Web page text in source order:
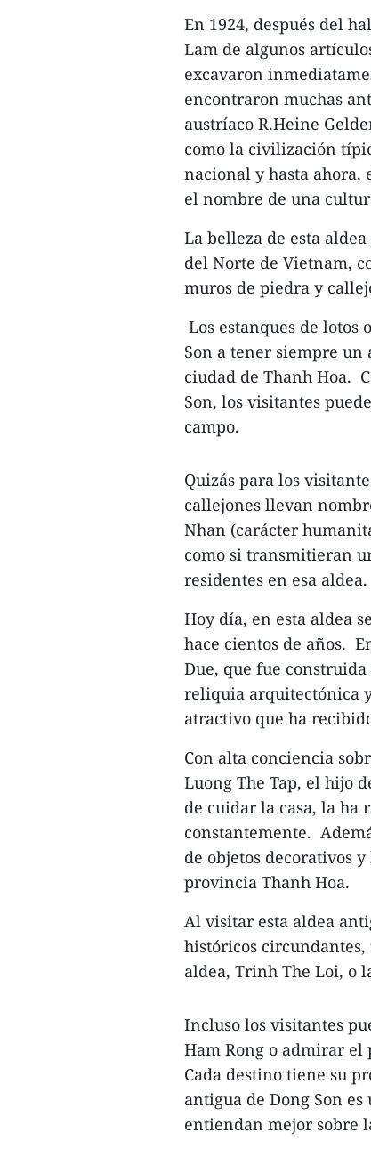
En 1924, después del
Lam de algunos
excavaron
encontraron muchas
austríaco R.Heine
como la civilización
nacional y hasta ahora,
el nombre de una
La belleza de esta
del Norte de Vietnam,
muros de piedra y
Los estanques de lotos
Son a tener siempre
ciudad de Thanh Hoa.
Son, los visitantes
campo.
Quizás para los
callejones llevan
Nhan (carácter
como si transmitieran
residentes en esa aldea.
Hoy día, en esta aldea
hace cientos de años.
Due, que fue
reliquia arquitectónica
atractivo que ha
Con alta conciencia
Luong The Tap, el hijo
de cuidar la casa, la ha
constantemente.
de objetos decorativos
provincia Thanh Hoa.
Al visitar esta aldea
históricos
aldea, Trinh The Loi, o
Incluso los visitantes
Ham Rong o admirar el
Cada destino tiene su
antigua de Dong Son
entiendan mejor sobre